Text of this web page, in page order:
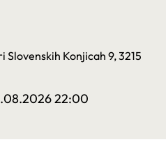
Konjicah 9, 3215
22:00